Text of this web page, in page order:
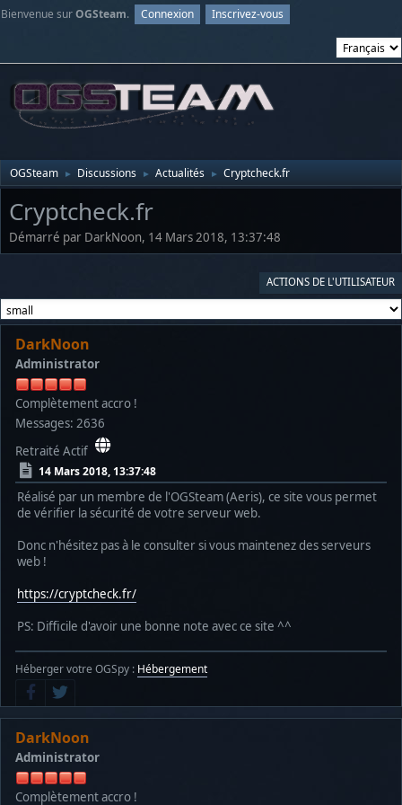
Bienvenue surOGSteam. Connexion Inscrivez-vous
OGSteam ► Discussions ► Actualités ► Cryptcheck.fr
Cryptcheck.fr
Démarré par DarkNoon, 14 Mars 2018, 13:37:48
ACTIONS DE L'UTILISATEUR
DarkNoon
Administrator
Complètement accro !
Messages: 2636
Retraité Actif
14 Mars 2018, 13:37:48
Réalisé par un membre de l'OGSteam (Aeris), ce site vous permet
de vérifier la sécurité de votre serveur web.
Donc n'hésitez pas à le consulter si vous maintenez des serveurs
web !
https://cryptcheck.fr/
PS: Difficile d'avoir une bonne note avec ce site ^^
Héberger votre OGSpy : Hébergement
DarkNoon
Administrator
Complètement accro !